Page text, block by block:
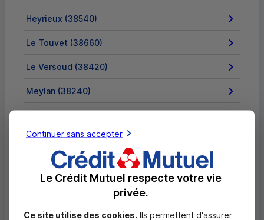
Heyrieux (38540)
Le Touvet (38660)
Le Versoud (38420)
Meylan (38240)
Pont-de-Chéruy (38230)
Pont-Évêque (38780)
Salaise-sur-Sanne (38150)
Seyssins (38180)
Continuer sans accepter
Le Crédit Mutuel respecte votre vie
privée.
Ce site utilise des cookies. Ils permettent d'assurer